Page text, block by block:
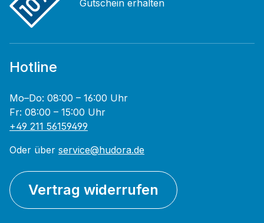
Gutschein erhalten
Hotline
Mo–Do: 08:00 – 16:00 Uhr
Fr: 08:00 – 15:00 Uhr
+49 211 56159499
Oder über service@hudora.de
Vertrag widerrufen